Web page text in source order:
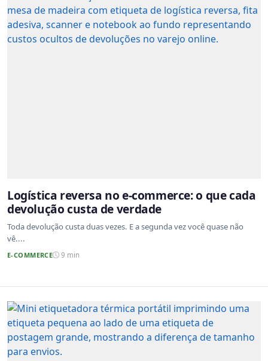
Logística reversa no e-commerce: o que cada
devolução custa de verdade
Toda devolução custa duas vezes. E a segunda vez você quase não
vê....
E-COMMERCE 9 min